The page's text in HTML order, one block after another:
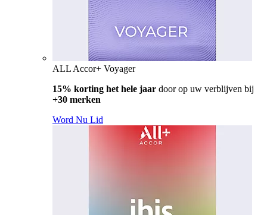
ALL Accor+ Voyager
15% korting het hele jaar door op uw verblijven bij
+30 merken
Word Nu Lid